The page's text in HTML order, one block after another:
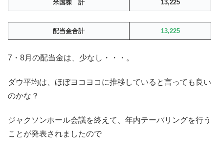
米国株 計 13,225
配当金合計 13,225
7・8月の配当金は、少なし・・・。
ダウ平均は、ほぼヨコヨコに推移していると言っても良い
のかな？
ジャクソンホール会議を終えて、年内テーパリングを行う
ことが発表されましたので